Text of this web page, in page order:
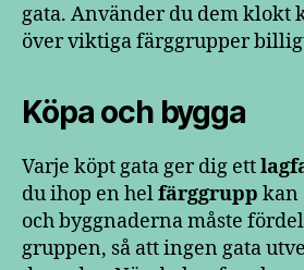
gata. Använder du dem klokt
över viktiga färggrupper
Köpa och bygga
Varje köpt gata ger dig ett
du ihop en helfärggrupp kan
och byggnaderna måste
gruppen, så att ingen gata